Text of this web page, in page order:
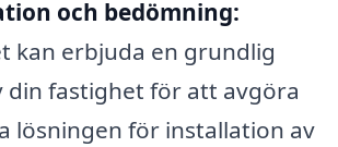
och bedömning:
kan erbjuda en grundlig
din fastighet för att avgöra
lösningen för installation av